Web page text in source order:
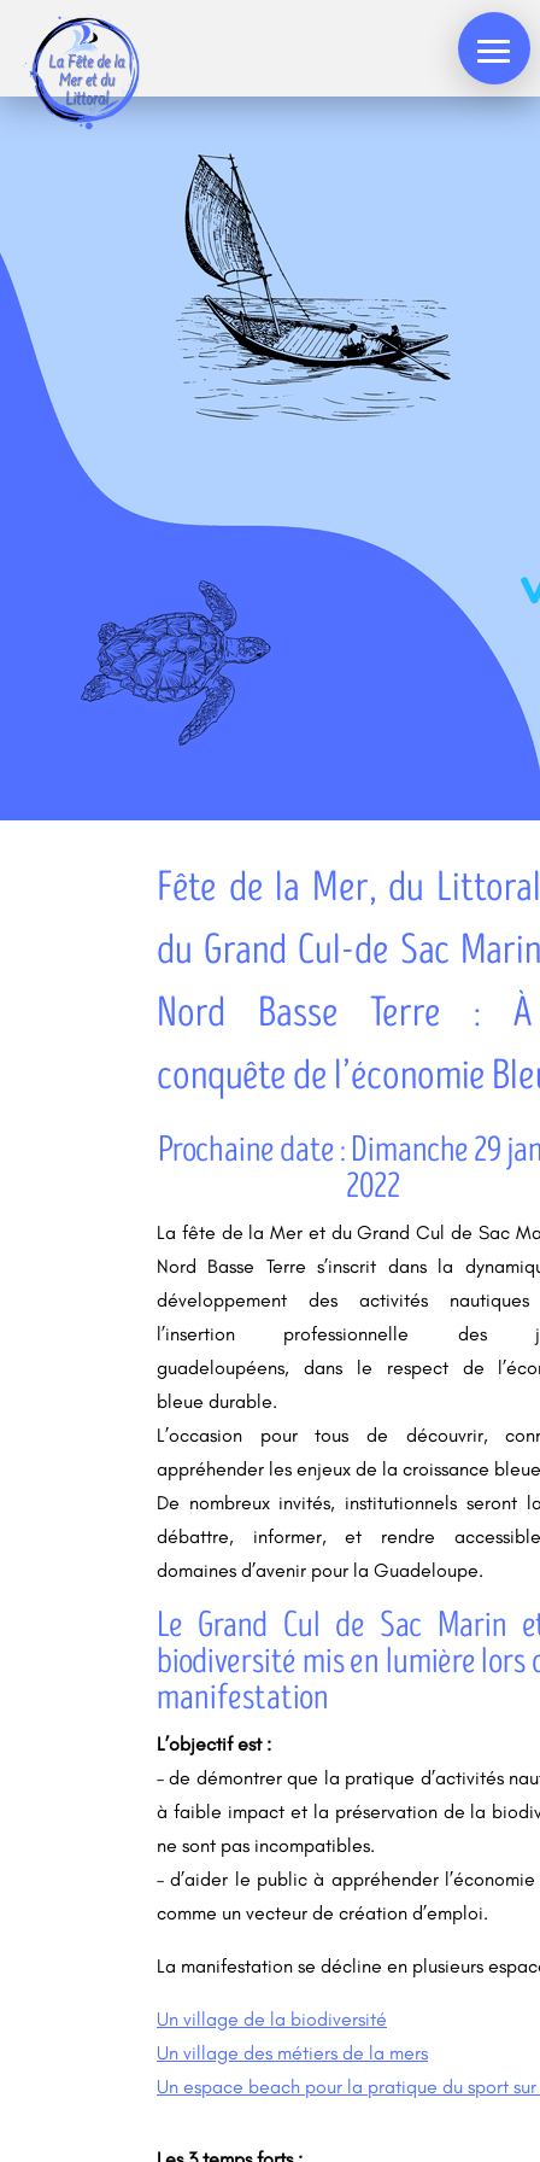
Fête de la Mer, du
du Grand Cul-de Sac
Nord Basse Terre :
conquête de l’économie
Prochaine date : Dimanche 29
2022
La fête de la Mer et du Grand Cul de Sac
Nord Basse Terre s’inscrit dans la
développement des activités
l’insertion professionnelle des
guadeloupéens, dans le respect de
bleue durable.
L’occasion pour tous de découvrir,
appréhender les enjeux de la croissance
De nombreux invités, institutionnels seront
débattre, informer, et rendre
domaines d’avenir pour la Guadeloupe.
Le Grand Cul de Sac Marin
biodiversité mis en lumière lors
manifestation
L’objectif est :
– de démontrer que la pratique d’activités
à faible impact et la préservation de la
ne sont pas incompatibles.
– d’aider le public à appréhender
comme un vecteur de création d’emploi.
La manifestation se décline en plusieurs
Un village de la biodiversité
Un village des métiers de la mers
Un espace beach pour la pratique du sport